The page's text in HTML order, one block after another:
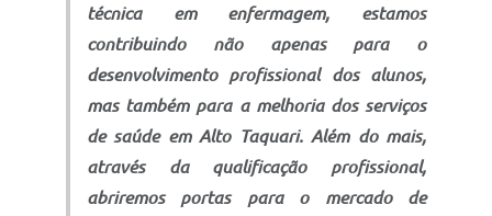
técnica em enfermagem, estamos
contribuindo não apenas para o
desenvolvimento profissional dos alunos,
mas também para a melhoria dos serviços
de saúde em Alto Taquari. Além do mais,
através da qualificação profissional,
abriremos portas para o mercado de